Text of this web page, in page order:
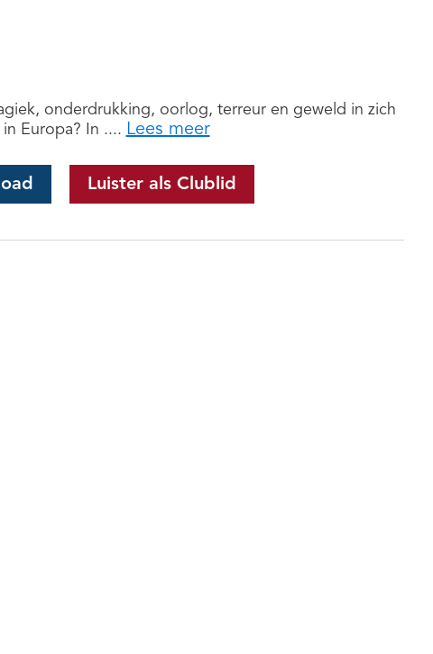
onderdrukking, oorlog, terreur en geweld in zich
Europa? In .... Lees meer
Luister als Clublid